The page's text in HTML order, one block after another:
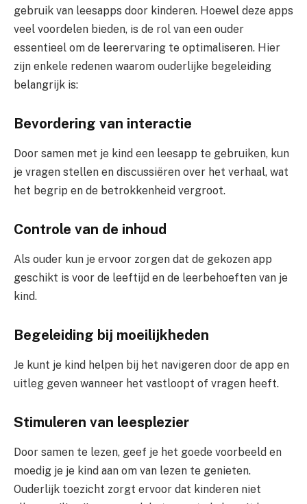
gebruik van leesapps door kinderen. Hoewel deze apps
veel voordelen bieden, is de rol van een ouder
essentieel om de leerervaring te optimaliseren. Hier
zijn enkele redenen waarom ouderlijke begeleiding
belangrijk is:
Bevordering van interactie
Door samen met je kind een leesapp te gebruiken, kun
je vragen stellen en discussiëren over het verhaal, wat
het begrip en de betrokkenheid vergroot.
Controle van de inhoud
Als ouder kun je ervoor zorgen dat de gekozen app
geschikt is voor de leeftijd en de leerbehoeften van je
kind.
Begeleiding bij moeilijkheden
Je kunt je kind helpen bij het navigeren door de app en
uitleg geven wanneer het vastloopt of vragen heeft.
Stimuleren van leesplezier
Door samen te lezen, geef je het goede voorbeeld en
moedig je je kind aan om van lezen te genieten.
Ouderlijk toezicht zorgt ervoor dat kinderen niet